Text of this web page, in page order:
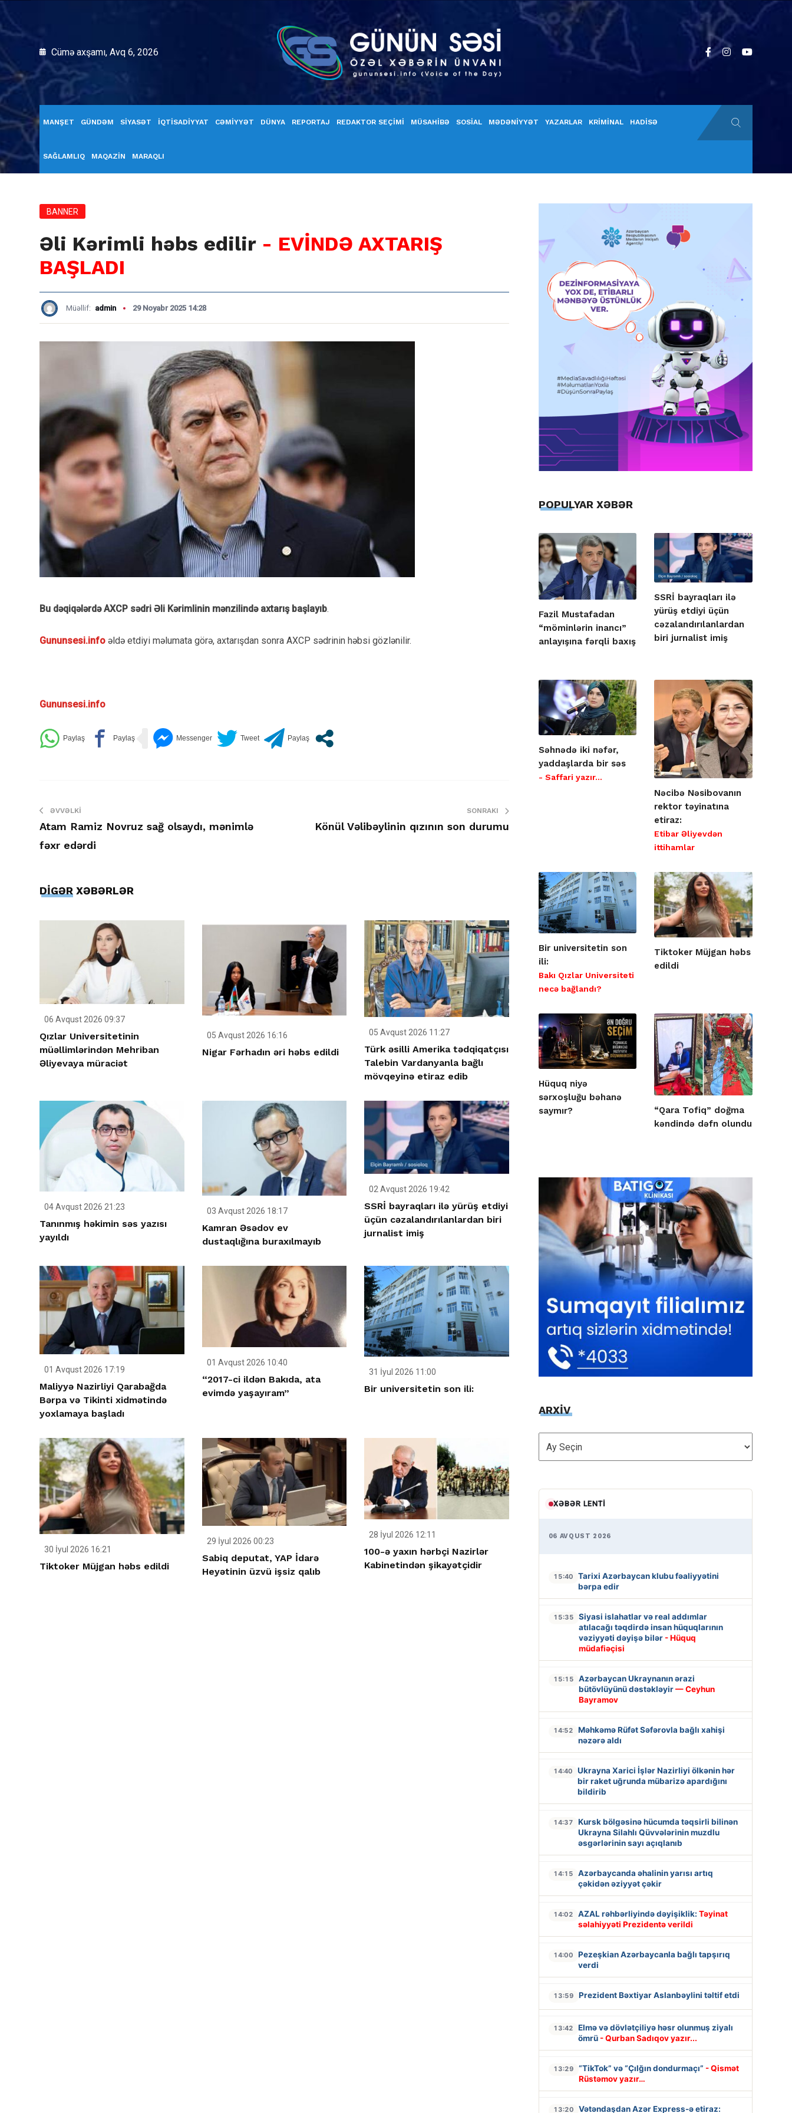
Cümə axşamı, Avq 6, 2026
MANŞET GÜNDƏM SİYASƏT İQTİSADİYYAT CƏMİYYƏT DÜNYA REPORTAJ REDAKTOR SEÇİMİ MÜSAHİBƏ SOSİAL MƏDƏNİYYƏT YAZARLAR KRİMİNAL HADİSƏ
SAĞLAMLIQ MAQAZİN MARAQLI
BANNER
Əli Kərimli həbs edilir - EVİNDƏ AXTARIŞ
BAŞLADI
Müəllif: admin 29 Noyabr 2025 14:28
Bu dəqiqələrdə AXCP sədri Əli Kərimlinin mənzilində axtarış başlayıb.
Gununsesi.info əldə etdiyi məlumata görə, axtarışdan sonra AXCP sədrinin həbsi gözlənilir.
Gununsesi.info
ƏVVƏLKI
Atam Ramiz Novruz sağ olsaydı, mənimlə
fəxr edərdi
SONRAKI
Könül Vəlibəylinin qızının son durumu
DİGƏR XƏBƏRLƏR
06 Avqust 2026 09:37
Qızlar Universitetinin
müəllimlərindən Mehriban
Əliyevaya müraciət
05 Avqust 2026 16:16
Nigar Fərhadın əri həbs edildi
05 Avqust 2026 11:27
Türk əsilli Amerika tədqiqatçısı
Talebin Vardanyanla bağlı
mövqeyinə etiraz edib
04 Avqust 2026 21:23
Tanınmış həkimin səs yazısı
yayıldı
03 Avqust 2026 18:17
Kamran Əsədov ev
dustaqlığına buraxılmayıb
02 Avqust 2026 19:42
SSRİ bayraqları ilə yürüş etdiyi
üçün cəzalandırılanlardan biri
jurnalist imiş
01 Avqust 2026 17:19
Maliyyə Nazirliyi Qarabağda
Bərpa və Tikinti xidmətində
yoxlamaya başladı
01 Avqust 2026 10:40
“2017-ci ildən Bakıda, ata
evimdə yaşayıram”
31 İyul 2026 11:00
Bir universitetin son ili:
30 İyul 2026 16:21
Tiktoker Müjgan həbs edildi
29 İyul 2026 00:23
Sabiq deputat, YAP İdarə
Heyətinin üzvü işsiz qalıb
28 İyul 2026 12:11
100-ə yaxın hərbçi Nazirlər
Kabinetindən şikayətçidir
POPULYAR XƏBƏR
Fazil Mustafadan
“möminlərin inancı”
anlayışına fərqli baxış
SSRİ bayraqları ilə
yürüş etdiyi üçün
cəzalandırılanlardan
biri jurnalist imiş
Səhnədə iki nəfər,
yaddaşlarda bir səs
- Saffari yazır…
Nəcibə Nəsibovanın
rektor təyinatına
etiraz:
Etibar Əliyevdən
ittihamlar
Bir universitetin son
ili:
Bakı Qızlar Universiteti
necə bağlandı?
Tiktoker Müjgan həbs
edildi
Hüquq niyə
sərxoşluğu bəhanə
saymır?
“Qara Tofiq” doğma
kəndində dəfn olundu
ARXİV
ARXİV
XƏBƏR LENTI
06 AVQUST 2026
15:40
Tarixi Azərbaycan klubu fəaliyyətini
bərpa edir
15:35
Siyasi islahatlar və real addımlar
atılacağı təqdirdə insan hüquqlarının
vəziyyəti dəyişə bilər - Hüquq
müdafiəçisi
15:15
Azərbaycan Ukraynanın ərazi
bütövlüyünü dəstəkləyir— Ceyhun
Bayramov
14:52
Məhkəmə Rüfət Səfərovla bağlı xahişi
nəzərə aldı
14:40
Ukrayna Xarici İşlər Nazirliyi ölkənin hər
bir raket uğrunda mübarizə apardığını
bildirib
14:37
Kursk bölgəsinə hücumda təqsirli bilinən
Ukrayna Silahlı Qüvvələrinin muzdlu
əsgərlərinin sayı açıqlanıb
14:15
Azərbaycanda əhalinin yarısı artıq
çəkidən əziyyət çəkir
14:02 AZAL rəhbərliyində dəyişiklik: Təyinat
səlahiyyəti Prezidentə verildi
14:00
Pezeşkian Azərbaycanla bağlı tapşırıq
verdi
13:59 Prezident Bəxtiyar Aslanbəylini təltif etdi
13:42
Elmə və dövlətçiliyə həsr olunmuş ziyalı
ömrü - Qurban Sadıqov yazır...
13:29 “TikTok” və “Çılğın dondurmaçı” - Qismət
Rüstəmov yazır…
13:20 Vətəndaşdan Azər Express-ə etiraz: